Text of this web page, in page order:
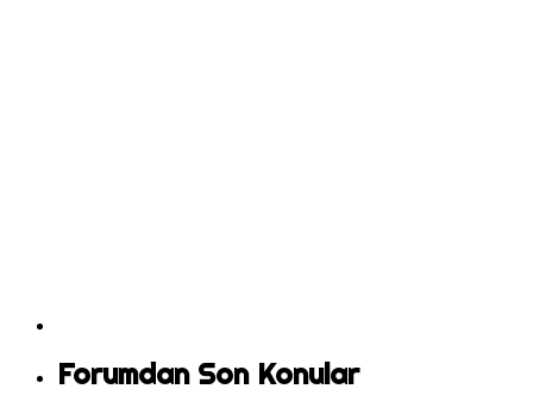
Forumdan Son Konular